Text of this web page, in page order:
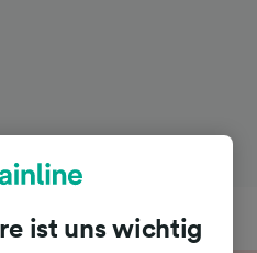
Coimbra-B
ist uns wichtig